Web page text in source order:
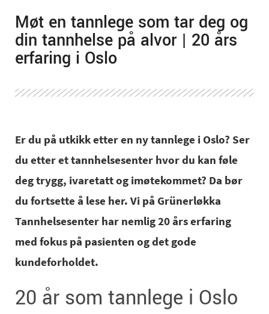
Møt en tannlege som tar deg og
din tannhelse på alvor | 20 års
erfaring i Oslo
Er du på utkikk etter en ny tannlege i Oslo? Ser
du etter et tannhelsesenter hvor du kan føle
deg trygg, ivaretatt og imøtekommet? Da bør
du fortsette å lese her. Vi på Grünerløkka
Tannhelsesenter har nemlig 20 års erfaring
med fokus på pasienten og det gode
kundeforholdet.
20 år som tannlege i Oslo